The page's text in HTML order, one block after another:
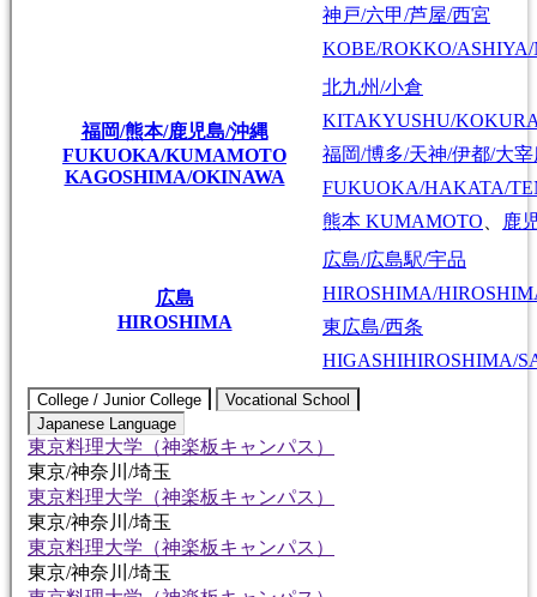
神戸/六甲/芦屋/西宮
KOBE/ROKKO/
福岡/熊本/鹿児島/沖縄
FUKUOKA/KUMAMOTO
KAGOSHIMA/OKINAWA
北九州/小倉
KITAKYUSHU/
福岡/博多/天神/伊都/大宰
FUKUOKA/HAKATA/
熊本 KUMAMOTO 鹿
広島
HIROSHIMA
広島/広島駅/宇品
HIROSHIMA/
東広島/西条
HIGASHIHIROSHIMA/
College / Junior College
Vocational School
Japanese Language
東京料理大学（神楽板キャンパス）
東京/神奈川/埼玉
東京料理大学（神楽板キャンパス）
東京/神奈川/埼玉
東京料理大学（神楽板キャンパス）
東京/神奈川/埼玉